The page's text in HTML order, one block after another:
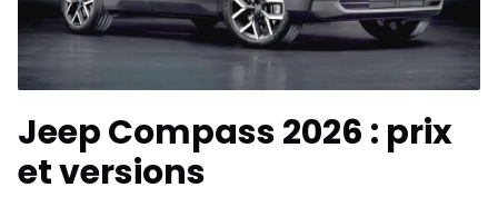
Jeep Compass 2026 : prix
et versions